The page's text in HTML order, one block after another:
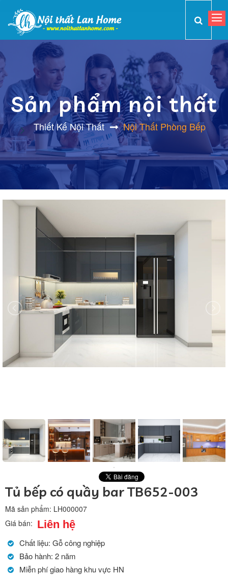
Sản phẩm nội thất
Thiết Kế Nội Thất Nội Thất Phòng Bếp
Tủ bếp có quầy bar TB652-003
Mã sản phẩm: LH000007
Giá bán: Liên hệ
Chất liệu: Gỗ công nghiệp
Bảo hành: 2 năm
Miễn phí giao hàng khu vực HN